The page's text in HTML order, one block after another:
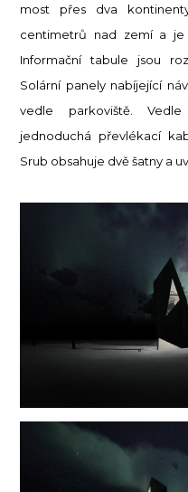
most přes dva
centimetrů nad zemí a je
Informační tabule jsou
Solární panely nabíjející
vedle parkoviště.
jednoduchá převlékací
Srub obsahuje dvě šatny a